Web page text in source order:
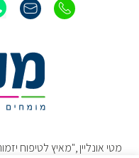
מטי אונליין ,"מאיץ לטיפוח